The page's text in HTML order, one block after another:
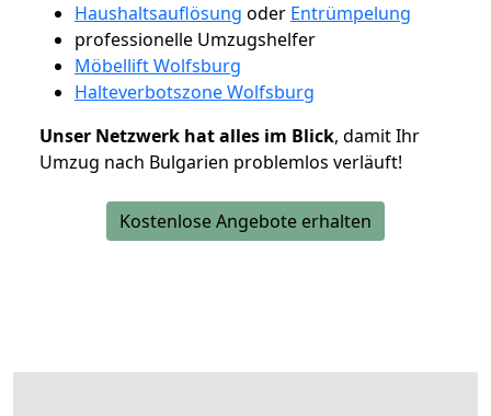
Haushaltsauflösung oder Entrümpelung
professionelle Umzugshelfer
Möbellift Wolfsburg
Halteverbotszone Wolfsburg
Unser Netzwerk hat alles im Blick, damit Ihr
Umzug nach Bulgarien problemlos verläuft!
Kostenlose Angebote erhalten